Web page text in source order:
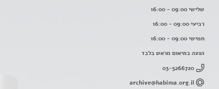
שלישי 09:00 - 16:00
רביעי 09:00 - 16:00
חמישי 09:00 - 16:00
הגעה בתיאום מראש בלבד
03-5266720
archive@habima.org.il